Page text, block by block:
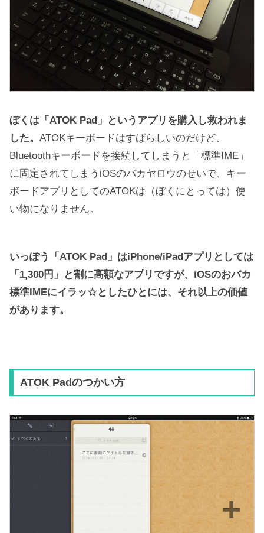
ぼくは「ATOK Pad」というアプリを購入し救われま
した。 ATOKキーボードはすばらしいのだけど、
Bluetoothキーボードを接続してしまうと「標準IME」
に固定されてしまうiOSのバカヤロウのせいで、キー
ボードアプリとしてのATOKは（ぼくにとっては）使
い物になりません。
いっぽう「ATOK Pad」はiPhone/iPadアプリとしては
「1,300円」と割に高額なアプリですが、iOSのおバカ
標準IMEにイラッ☆としたひとには、それ以上の価値
があります。
ATOK Padのつかい方